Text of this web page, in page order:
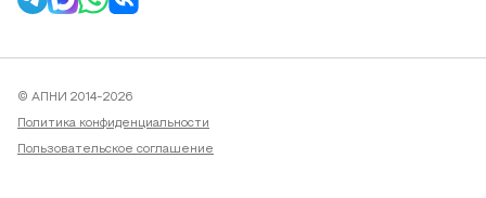
© АПНИ 2014-2026
Политика конфиденциальности
Пользовательское соглашение